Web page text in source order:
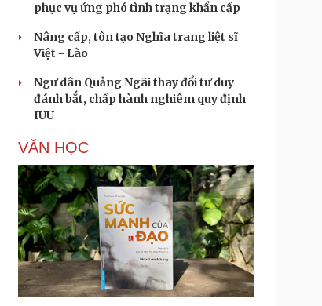
phục vụ ứng phó tình trạng khẩn cấp
Nâng cấp, tôn tạo Nghĩa trang liệt sĩ
Việt - Lào
Ngư dân Quảng Ngãi thay đổi tư duy
đánh bắt, chấp hành nghiêm quy định
IUU
VĂN HỌC